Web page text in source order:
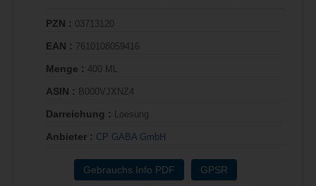
PZN : 03713120
EAN : 7610108059416
Menge : 400 ML
ASIN : B000VJXNZ4
Darreichung : Loesung
Anbieter : CP GABA GmbH
Gebrauchs.Info PDF GPSR